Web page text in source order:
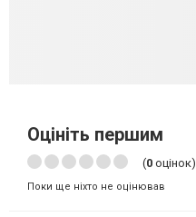
Оцініть першим
(0 оцінок)
Поки ще ніхто не оцінював